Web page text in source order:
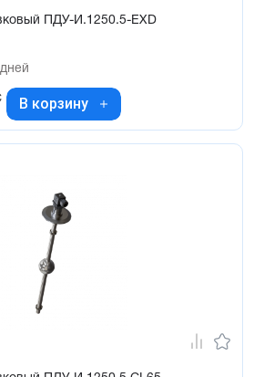
ПДУ-И.1250.5-ЕХD
В корзину